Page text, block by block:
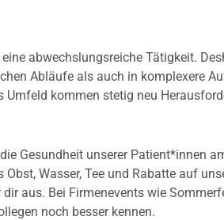
abwechslungsreiche Tätigkeit.
Abläufe als auch in komplexere
kommen stetig neu
Gesundheit unserer Patient*innen
Wasser, Tee und Rabatte auf
aus. Bei Firmenevents wie
noch besser kennen.